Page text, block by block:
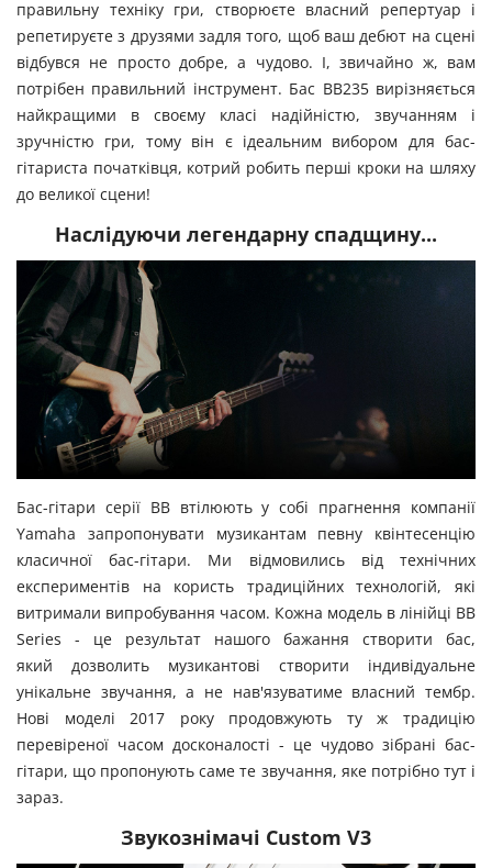
правильну техніку гри, створюєте власний репертуар і
репетируєте з друзями задля того, щоб ваш дебют на сцені
відбувся не просто добре, а чудово. І, звичайно ж, вам
потрібен правильний інструмент. Бас BB235 вирізняється
найкращими в своєму класі надійністю, звучанням і
зручністю гри, тому він є ідеальним вибором для бас-
гітариста початківця, котрий робить перші кроки на шляху
до великої сцени!
Наслідуючи легендарну спадщину...
Бас-гітари серії BB втілюють у собі прагнення компанії
Yamaha запропонувати музикантам певну квінтесенцію
класичної бас-гітари. Ми відмовились від технічних
експериментів на користь традиційних технологій, які
витримали випробування часом. Кожна модель в лінійці BB
Series - це результат нашого бажання створити бас,
який дозволить музикантові створити індивідуальне
унікальне звучання, а не нав'язуватиме власний тембр.
Нові моделі 2017 року продовжують ту ж традицію
перевіреної часом досконалості - це чудово зібрані бас-
гітари, що пропонують саме те звучання, яке потрібно тут і
зараз.
Звукознімачі Custom V3